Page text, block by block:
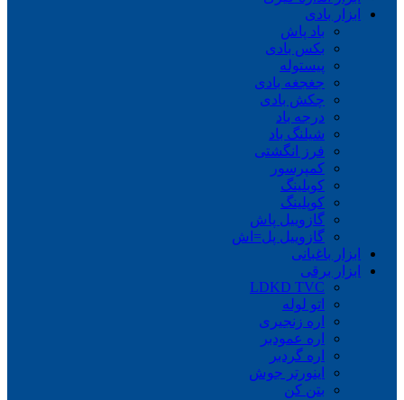
ابزار بادی
باد پاش
بکس بادی
پیستوله
جغجغه بادی
چکش بادی
درجه باد
شیلنگ باد
فرز انگشتی
کمپرسور
کوبلینگ
کوپلینگ
گازوییل پاش
گازوییل پل=اش
ابزار باغبانی
ابزار برقی
LDKD TVC
اتو لوله
اره زنجیری
اره عمودبر
اره گردبر
اینورتر جوش
بتن کن